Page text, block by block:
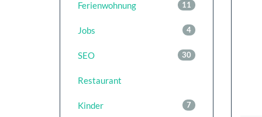
11
Ferienwohnung
4
Jobs
30
SEO
Restaurant
7
Kinder